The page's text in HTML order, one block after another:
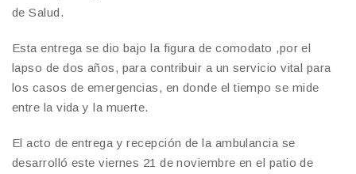
de Salud.
Esta entrega se dio bajo la figura de comodato ,por el
lapso de dos años, para contribuir a un servicio vital para
los casos de emergencias, en donde el tiempo se mide
entre la vida y la muerte.
El acto de entrega y recepción de la ambulancia se
desarrolló este viernes 21 de noviembre en el patio de